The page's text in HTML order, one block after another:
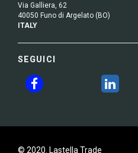
Via Galliera, 62
40050 Funo di Argelato (BO)
ITALY
SEGUICI
© 2020. Lastella Trade